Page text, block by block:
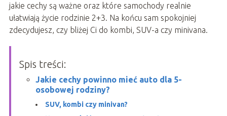
jakie cechy są ważne oraz które samochody realnie
ułatwiają życie rodzinie 2+3. Na końcu sam spokojniej
zdecydujesz, czy bliżej Ci do kombi, SUV-a czy minivana.
Spis treści:
Jakie cechy powinno mieć auto dla 5-
osobowej rodziny?
SUV, kombi czy minivan?